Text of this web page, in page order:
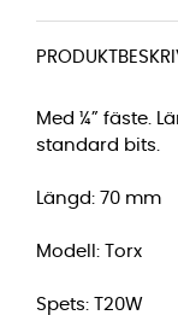
Med ¼” fäste.
standard bits.
Längd: 70 mm
Modell: Torx
Spets: T20W